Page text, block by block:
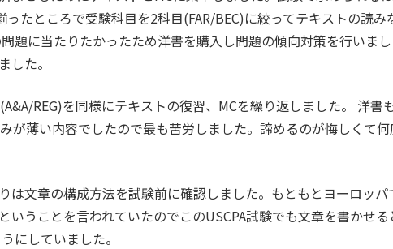
たところで受験科目を2科目(FAR/BEC)に絞ってテキストの読
題に当たりたかったため洋書を購入し問題の傾向対策を行いま
した。
REG)を同様にテキストの復習、MCを繰り返しました。 洋書
が薄い内容でしたので最も苦労しました。諦めるのが悔しくて
は文章の構成方法を試験前に確認しました。もともとヨーロッ
いうことを言われていたのでこのUSCPA試験でも文章を書かせ
にしていました。